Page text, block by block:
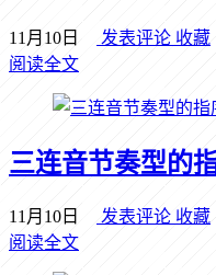
11月10日 发表评论 收藏
阅读全文
三连音节奏型的
11月10日 发表评论 收藏
阅读全文